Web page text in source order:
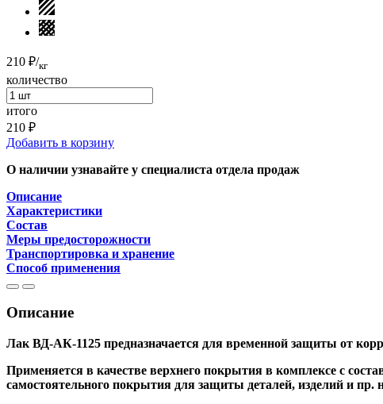
210 ₽/кг
количество
итого
210 ₽
Добавить в корзину
О наличии узнавайте у специалиста отдела продаж
Описание
Характеристики
Состав
Меры предосторожности
Транспортировка и хранение
Способ применения
Описание
Лак ВД-АК-1125 предназначается для временной защиты от
Применяется в качестве верхнего покрытия в комплексе с
самостоятельного покрытия для защиты деталей, изделий и